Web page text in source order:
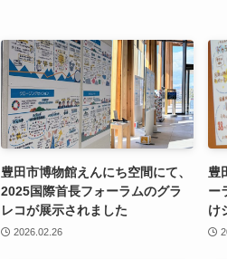
豊田市博物館えんにち空間にて、
2025国際首長フォーラムのグラ
レコが展示されました
2026.02.26
豊
ー
け